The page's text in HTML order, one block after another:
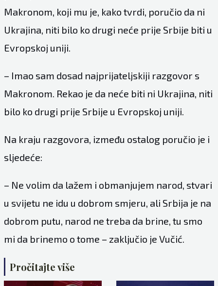
Makronom, koji mu je, kako tvrdi, poručio da ni
Ukrajina, niti bilo ko drugi neće prije Srbije biti u
Evropskoj uniji.
– Imao sam dosad najprijateljskiji razgovor s
Makronom. Rekao je da neće biti ni Ukrajina, niti
bilo ko drugi prije Srbije u Evropskoj uniji.
Na kraju razgovora, između ostalog poručio je i
sljedeće:
– Ne volim da lažem i obmanjujem narod, stvari
u svijetu ne idu u dobrom smjeru, ali Srbija je na
dobrom putu, narod ne treba da brine, tu smo
mi da brinemo o tome – zaključio je Vučić.
Pročitajte više